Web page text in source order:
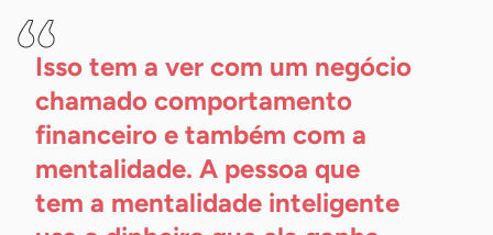
Isso tem a ver com um negócio
chamado comportamento
financeiro e também com a
mentalidade. A pessoa que
tem a mentalidade inteligente